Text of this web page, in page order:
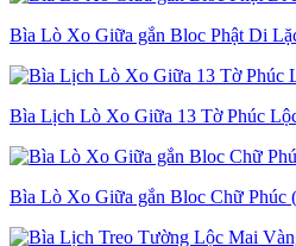
Bìa Lò Xo Giữa gắn Bloc Phật Di
Bìa Lịch Lò Xo Giữa 13 Tờ Phúc
Bìa Lò Xo Giữa gắn Bloc Chữ Phúc